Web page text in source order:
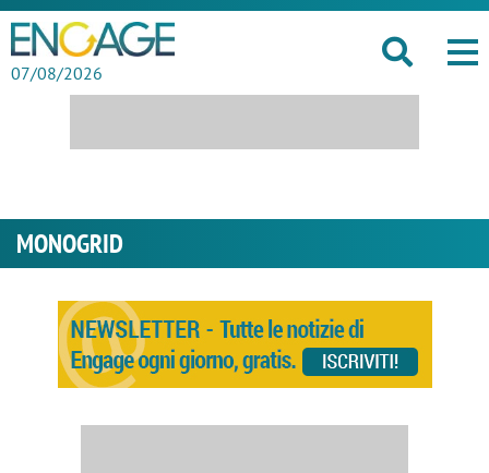
07/08/2026
MONOGRID